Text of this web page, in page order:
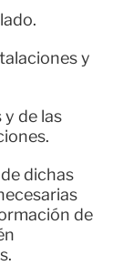
y
de las
dichas
de